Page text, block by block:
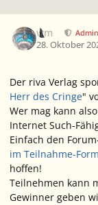
wm
28. Oktober
Der riva Verlag
Herr des Cringe"
Wer mag kann
Internet Such-
Einfach den
im Teilnahme-
hoffen!
Teilnehmen kann
Gewinner geben